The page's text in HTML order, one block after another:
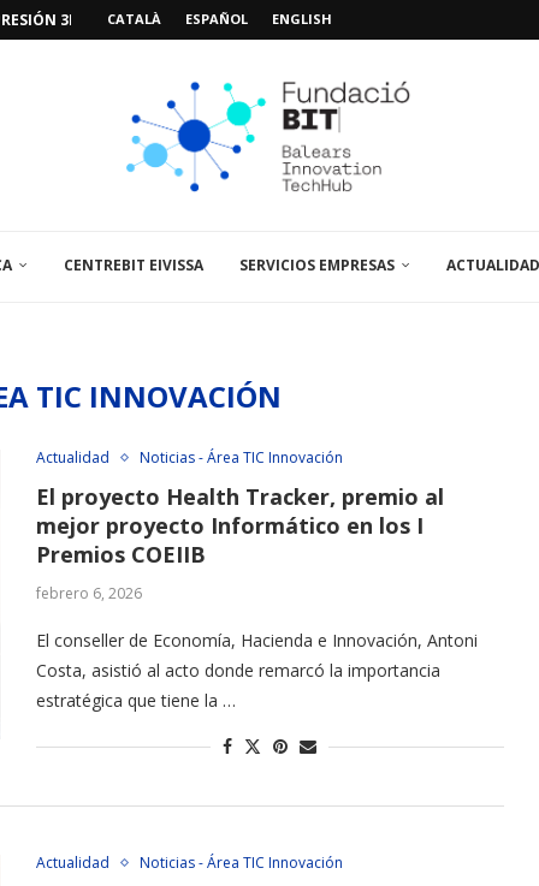
«MISSIÓN POSIDÓNIA PRO»
CATALÀ ESPAÑOL ENGLISH
CENTREBIT EIVISSA SERVICIOS EMPRESAS ACTUALIDAD
TIC INNOVACIÓN
Actualidad Noticias - Área TIC Innovación
El proyecto Health Tracker, premio al
mejor proyecto Informático en los I
Premios COEIIB
febrero 6, 2026
El conseller de Economía, Hacienda e Innovación, Antoni
Costa, asistió al acto donde remarcó la importancia
estratégica que tiene la …
Actualidad Noticias - Área TIC Innovación